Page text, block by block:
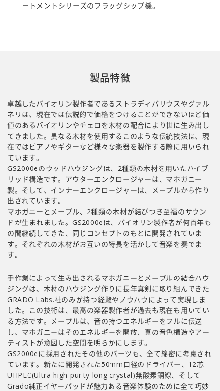
ートメントシリーズのフラッグシップ機。
製品特徴
卓越したバイオリン製作者であるストラディバリウスやグァル
ネリは、現在では伝説的で価格をつけることができないほど価
値のあるバイオリンやチェロを木材の配合により世に生み出し
てきました。異なる木材を使用するこのような伝統技法は、現
在ではピアノやギターなど様々な楽器を製作する際に用いられ
ています。
GS2000eのウッドハウジングは、2種類の木材を用いたハイブ
リッド構造です。アウターエンクロージャーは、マホガニー
製。そして、インナーエンクロージャーは、メープルから作り
出されています。
マホガニーとメープル、2種類の木材が結びつき至福のサウン
ドが生まれました。GS2000eは、バイオリン製作者が何百年も
の間継続してきた、同じコンセプトのもとに開発されていま
す。それぞれの木材がお互いの特長を活かして音楽を奏でま
す。
手作業によって生み出されるマホガニーとメープルの結合ハウ
ジングは、木材のハウジング作りに長年真剣に取り組んできた
GRADO Labs.社のみが持つ経験やノウハウによって実現しま
した。この技術は、最高の楽器製作者が過去も現在も用いてい
る方法です。メープルは、音の持つエネルギーをフルに伝送
し、マホガニーはそのエネルギーを開放、真の音色構造やアー
ティストが意図した空間を明らかにします。
GS2000eに採用されたその他のパーツも、全て綿密に考慮され
ています。新たに開発された50mm口径のドライバー、12芯
UHPLC(Ultra high purity long crystal)無酸素銅線、そして
Grado純正イヤーパッドが魅力ある音楽体験のために全て巧妙